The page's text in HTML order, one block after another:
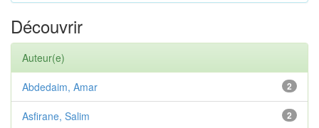
Découvrir
Auteur(e)
2
Abdedaim, Amar
2
Asfirane, Salim